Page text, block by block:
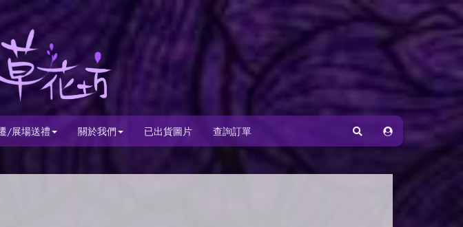
/展場送禮 關於我們 已出貨圖片 查詢訂單